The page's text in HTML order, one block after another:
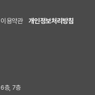
이용약관
개인정보처리방침
층, 7층